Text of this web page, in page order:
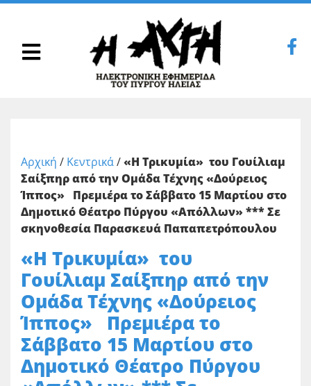
Αρχική / Κεντρικά/«Η Τρικυμία» του Γουίλιαμ
Σαίξπηρ από την Ομάδα Τέχνης «Δούρειος
Ίππος» Πρεμιέρα το Σάββατο 15 Μαρτίου στο
Δημοτικό Θέατρο Πύργου «Απόλλων» *** Σε
σκηνοθεσία Παρασκευά Παπαπετρόπουλου
«Η Τρικυμία» του
Γουίλιαμ Σαίξπηρ από την
Ομάδα Τέχνης «Δούρειος
Ίππος» Πρεμιέρα το
Σάββατο 15 Μαρτίου στο
Δημοτικό Θέατρο Πύργου